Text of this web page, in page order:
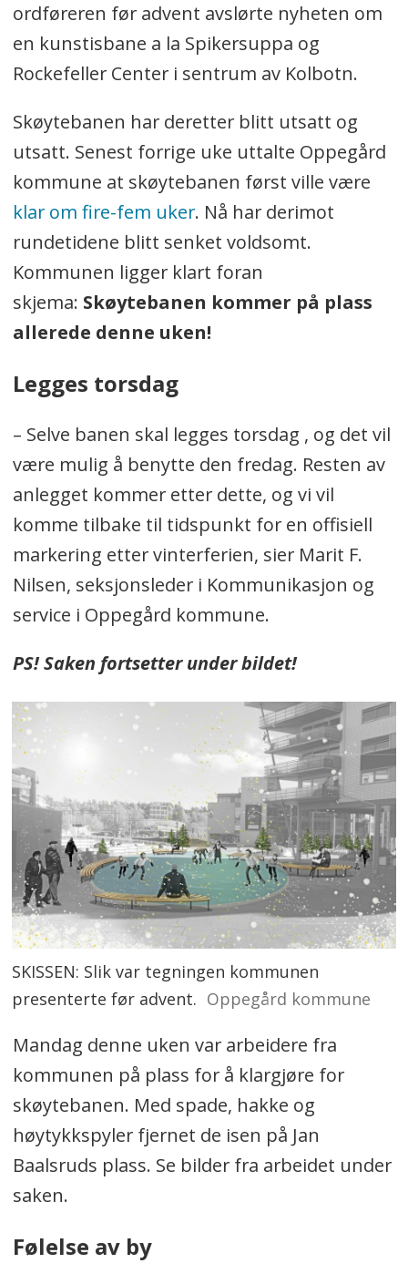
ordføreren før advent avslørte nyheten om
en kunstisbane a la Spikersuppa og
Rockefeller Center i sentrum av Kolbotn.
Skøytebanen har deretter blitt utsatt og
utsatt. Senest forrige uke uttalte Oppegård
kommune at skøytebanen først ville være
klar om fire-fem uker. Nå har derimot
rundetidene blitt senket voldsomt.
Kommunen ligger klart foran
skjema: Skøytebanen kommer på plass
allerede denne uken!
Legges torsdag
– Selve banen skal legges torsdag , og det vil
være mulig å benytte den fredag. Resten av
anlegget kommer etter dette, og vi vil
komme tilbake til tidspunkt for en offisiell
markering etter vinterferien, sier Marit F.
Nilsen, seksjonsleder i Kommunikasjon og
service i Oppegård kommune.
PS! Saken fortsetter under bildet!
SKISSEN: Slik var tegningen kommunen
presenterte før advent. Oppegård kommune
Mandag denne uken var arbeidere fra
kommunen på plass for å klargjøre for
skøytebanen. Med spade, hakke og
høytykkspyler fjernet de isen på Jan
Baalsruds plass. Se bilder fra arbeidet under
saken.
Følelse av by